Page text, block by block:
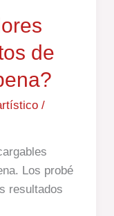
de
/
Los probé
resultados